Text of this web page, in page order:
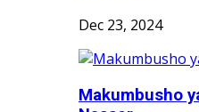
Dec 23, 2024
Makumbusho